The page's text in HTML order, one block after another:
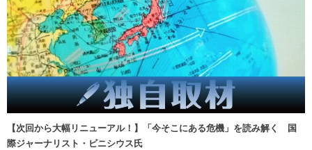
【次回から大幅リニューアル！】「今そこにある危機」を読み解く 国
際ジャーナリスト・ビニシウス氏